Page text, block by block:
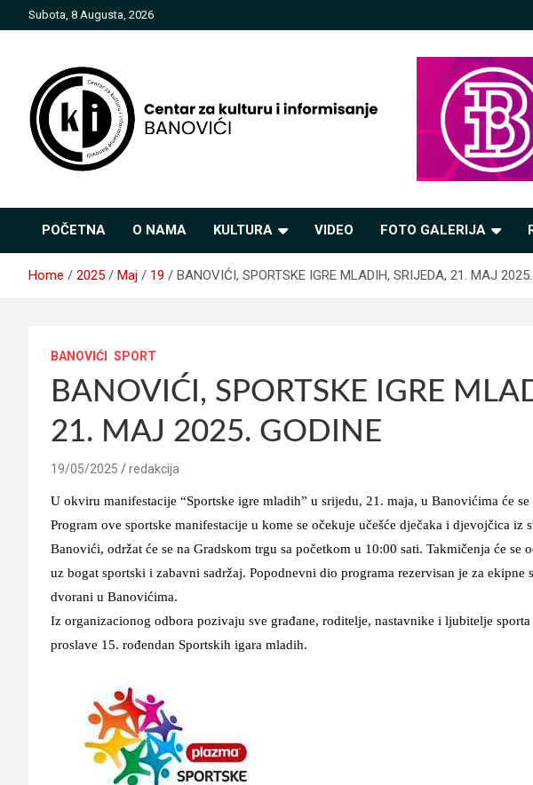
to
Subota, 8 Augusta, 2026
informisanje Banovići
POČETNA O NAMA KULTURA VIDEO FOTO GALERIJA
Home 2025 Maj 19 BANOVIĆI, SPORTSKE IGRE MLADIH, SRIJEDA, 21. MAJ
BANOVIĆI SPORT
BANOVIĆI, SPORTSKE IGRE
21. MAJ 2025. GODINE
19/05/2025 redakcija
U okviru manifestacije “Sportske igre mladih” u srijedu, 21. maja, u Banovićima će se
Program ove sportske manifestacije u kome se očekuje učešće dječaka i djevojčica iz
Banovići, održat će se na Gradskom trgu sa početkom u 10:00 sati. Takmičenja će se
uz bogat sportski i zabavni sadržaj. Popodnevni dio programa rezervisan je za ekipne
dvorani u Banovićima.
Iz organizacionog odbora pozivaju sve građane, roditelje, nastavnike i ljubitelje
proslave 15. rođendan Sportskih igara mladih.